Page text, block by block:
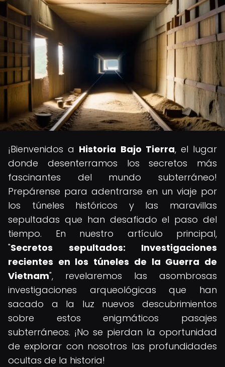
¡Bienvenidos a Historia Bajo Tierra, el lugar
donde desenterramos los secretos más
fascinantes del mundo subterráneo!
Prepárense para adentrarse en un viaje por
los túneles históricos y las maravillas
sepultadas que han desafiado el paso del
tiempo. En nuestro artículo principal,
"Secretos sepultados: Investigaciones
recientes en los túneles de la Guerra de
Vietnam", revelaremos las asombrosas
investigaciones arqueológicas que han
sacado a la luz nuevos descubrimientos
sobre estos enigmáticos pasajes
subterráneos. ¡No se pierdan la oportunidad
de explorar con nosotros las profundidades
ocultas de la historia!